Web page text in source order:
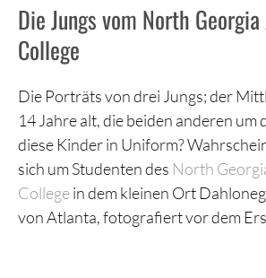
Die Jungs vom North
College
Die Porträts von drei Jungs; der
14 Jahre alt, die beiden anderen um
diese Kinder in Uniform?
sich um Studenten des North
Collegein dem kleinen Ort
von Atlanta, fotografiert vor dem